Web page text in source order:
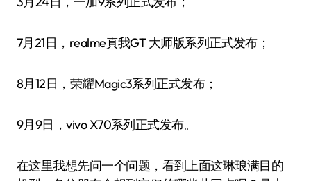
7月21日，realme真我GT 大师版系列正式发布；
8月12日，荣耀Magic3系列正式发布；
9月9日，vivo X70系列正式发布。
在这里我想先问一个问题，看到上面这琳琅满目的